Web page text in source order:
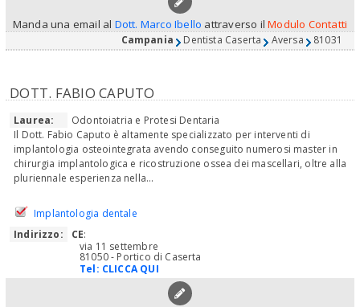
Manda una email al Dott. Marco Ibello attraverso ilModulo Contatti
Campania Dentista Caserta Aversa 81031
DOTT. FABIO CAPUTO
Laurea:
Odontoiatria e Protesi Dentaria
Il Dott. Fabio Caputo è altamente specializzato per interventi di
implantologia osteointegrata avendo conseguito numerosi master in
chirurgia implantologica e ricostruzione ossea dei mascellari, oltre alla
pluriennale esperienza nella...
Implantologia dentale
Indirizzo:
CE:
via 11 settembre
81050 - Portico di Caserta
Tel: CLICCA QUI